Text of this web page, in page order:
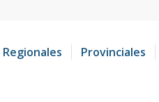
Regionales Provinciales